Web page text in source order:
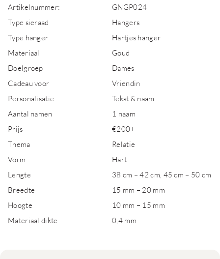
Artikelnummer:
GNGP024
Type sieraad
Hangers
Type hanger
Hartjes hanger
Materiaal
Goud
Doelgroep
Dames
Cadeau voor
Vriendin
Personalisatie
Tekst & naam
Aantal namen
1 naam
Prijs
€200+
Thema
Relatie
Vorm
Hart
Lengte
38 cm – 42 cm, 45 cm – 50 cm
Breedte
15 mm – 20 mm
Hoogte
10 mm – 15 mm
Materiaal dikte
0,4 mm